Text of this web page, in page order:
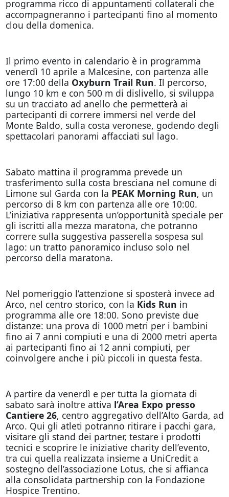
programma ricco di appuntamenti collaterali che
accompagneranno i partecipanti fino al momento
clou della domenica.
Il primo evento in calendario è in programma
venerdì 10 aprile a Malcesine, con partenza alle
ore 17:00 della Oxyburn Trail Run. Il percorso,
lungo 10 km e con 500 m di dislivello, si sviluppa
su un tracciato ad anello che permetterà ai
partecipanti di correre immersi nel verde del
Monte Baldo, sulla costa veronese, godendo degli
spettacolari panorami affacciati sul lago.
Sabato mattina il programma prevede un
trasferimento sulla costa bresciana nel comune di
Limone sul Garda con la PEAK Morning Run, un
percorso di 8 km con partenza alle ore 10:00.
L’iniziativa rappresenta un’opportunità speciale per
gli iscritti alla mezza maratona, che potranno
correre sulla suggestiva passerella sospesa sul
lago: un tratto panoramico incluso solo nel
percorso della maratona.
Nel pomeriggio l’attenzione si sposterà invece ad
Arco, nel centro storico, con la Kids Run in
programma alle ore 18:00. Sono previste due
distanze: una prova di 1000 metri per i bambini
fino ai 7 anni compiuti e una di 2000 metri aperta
ai partecipanti fino ai 12 anni compiuti, per
coinvolgere anche i più piccoli in questa festa.
A partire da venerdì e per tutta la giornata di
sabato sarà inoltre attiva l’Area Expo presso
Cantiere 26, centro aggregativo dell’Alto Garda, ad
Arco. Qui gli atleti potranno ritirare i pacchi gara,
visitare gli stand dei partner, testare i prodotti
tecnici e scoprire le iniziative charity dell’evento,
tra cui quella realizzata insieme a UniCredit a
sostegno dell’associazione Lotus, che si affianca
alla consolidata partnership con la Fondazione
Hospice Trentino.